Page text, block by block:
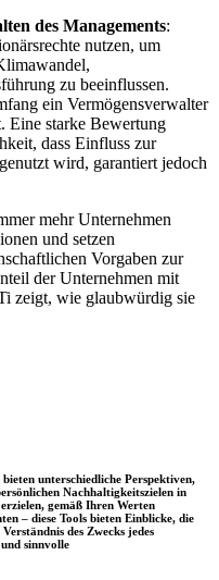
des Managements:
nutzen, um
zu beeinflussen.
ein Vermögensverwalter
Eine starke Bewertung
dass Einfluss zur
wird, garantiert jedoch
mehr Unternehmen
und setzen
Vorgaben zur
der Unternehmen mit
zeigt, wie glaubwürdig sie
unterschiedliche Perspektiven,
Nachhaltigkeitszielen in
gemäß Ihren Werten
– diese Tools bieten Einblicke, die
des Zwecks jedes
sinnvolle